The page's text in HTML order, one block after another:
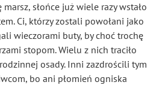
marsz, słońce już wiele razy wstało
Ci, którzy zostali powołani jako
wieczorami buty, by choć trochę
stopom. Wielu z nich traciło
osady. Inni zazdrościli tym
bo ani płomień ogniska